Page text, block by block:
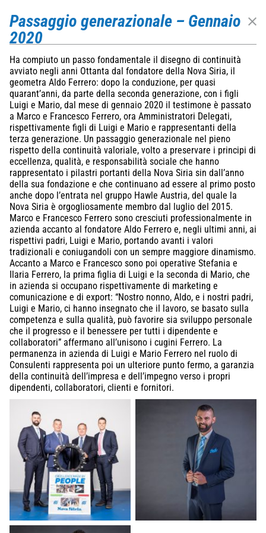
Passaggio generazionale – Gennaio
2020
Ha compiuto un passo fondamentale il disegno di continuità
avviato negli anni Ottanta dal fondatore della Nova Siria, il
geometra Aldo Ferrero: dopo la conduzione, per quasi
quarant’anni, da parte della seconda generazione, con i figli
Luigi e Mario, dal mese di gennaio 2020 il testimone è passato
a Marco e Francesco Ferrero, ora Amministratori Delegati,
rispettivamente figli di Luigi e Mario e rappresentanti della
terza generazione. Un passaggio generazionale nel pieno
rispetto della continuità valoriale, volto a preservare i principi di
eccellenza, qualità, e responsabilità sociale che hanno
rappresentato i pilastri portanti della Nova Siria sin dall’anno
della sua fondazione e che continuano ad essere al primo posto
anche dopo l’entrata nel gruppo Hawle Austria, del quale la
Nova Siria è orgogliosamente membro dal luglio del 2015.
Marco e Francesco Ferrero sono cresciuti professionalmente in
azienda accanto al fondatore Aldo Ferrero e, negli ultimi anni, ai
rispettivi padri, Luigi e Mario, portando avanti i valori
tradizionali e coniugandoli con un sempre maggiore dinamismo.
Accanto a Marco e Francesco sono poi operative Stefania e
Ilaria Ferrero, la prima figlia di Luigi e la seconda di Mario, che
in azienda si occupano rispettivamente di marketing e
comunicazione e di export: “Nostro nonno, Aldo, e i nostri padri,
Luigi e Mario, ci hanno insegnato che il lavoro, se basato sulla
competenza e sulla qualità, può favorire sia sviluppo personale
che il progresso e il benessere per tutti i dipendente e
collaboratori” affermano all’unisono i cugini Ferrero. La
permanenza in azienda di Luigi e Mario Ferrero nel ruolo di
Consulenti rappresenta poi un ulteriore punto fermo, a garanzia
della continuità dell’impresa e dell’impegno verso i propri
dipendenti, collaboratori, clienti e fornitori.
Nova Siria srl
via Marconi 4–6 — 10060 Roletto – TO
+39 0121 342256
info@novasiria.it
Beteiligungsgesellschaft mBH
P. IVA 03716570019
Privacy Policy
Deprecated
/home/a0129/domains/novasiria.it/public_html/wp-
content/themes/novasiria/templates/calendar.php
31
Infratech 2023 Rotterdam
17 january 2023
Rotterdam Ahoy
Deprecated
/home/a0129/domains/novasiria.it/public_html/wp-
content/themes/novasiria/templates/calendar.php
31
Aquarama Trade Fair
20 october 2022
Belgio
Deprecated
/home/a0129/domains/novasiria.it/public_html/wp-
content/themes/novasiria/templates/calendar.php
31
24 october 2022
Deprecated
/home/a0129/domains/novasiria.it/public_html/wp-
content/themes/novasiria/templates/calendar.php
31
Aggiungi al calendario